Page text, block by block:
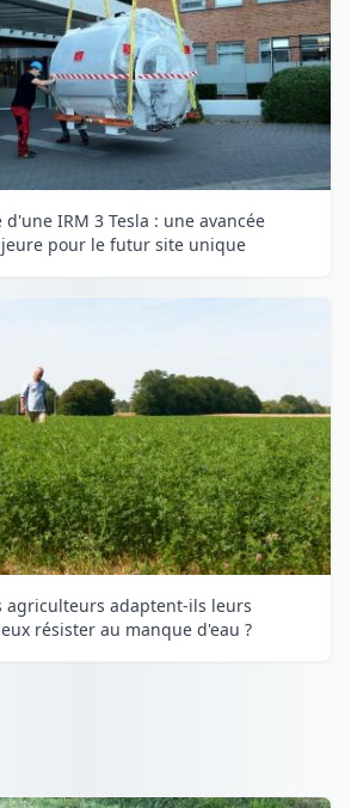
d'une IRM 3 Tesla : une avancée
pour le futur site unique
agriculteurs adaptent-ils leurs
résister au manque d'eau ?